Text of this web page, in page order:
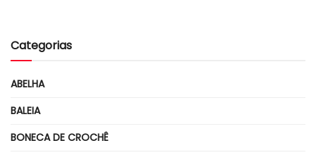
Categorias
ABELHA
BALEIA
BONECA DE CROCHÊ